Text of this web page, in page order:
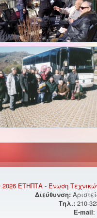
ΕΤΗΠΤΑ - Ένωση
Διεύθυνση:
Τηλ.: 210-
E-mail: